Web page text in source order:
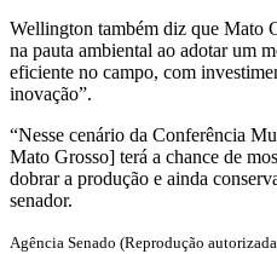
Wellington também diz que Mato
na pauta ambiental ao adotar um
eficiente no campo, com
inovação”.
“Nesse cenário da Conferência
Mato Grosso] terá a chance de
dobrar a produção e ainda
senador.
Agência Senado (Reprodução